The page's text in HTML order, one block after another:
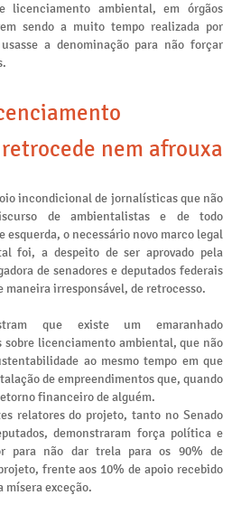
licenciamento ambiental, em órgãos
sendo a muito tempo realizada por
a denominação para não forçar
nem afrouxa
incondicional de jornalísticas que não
de ambientalistas e de todo
esquerda, o necessário novo marco legal
foi, a despeito de ser aprovado pela
de senadores e deputados federais
maneira irresponsável, de retrocesso.
que existe um emaranhado
sobre licenciamento ambiental, que não
ao mesmo tempo em que
de empreendimentos que, quando
financeiro de alguém.
relatores do projeto, tanto no Senado
demonstraram força política e
para não dar trela para os 90% de
frente aos 10% de apoio recebido
mísera exceção.